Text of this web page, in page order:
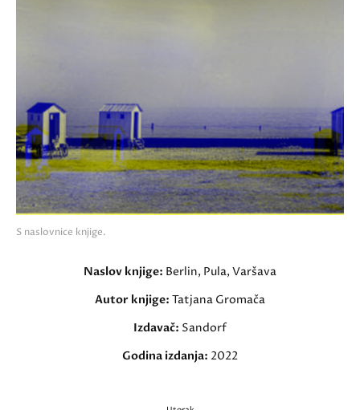
S naslovnice knjige.
Naslov knjige: Berlin, Pula, Varšava
Autor knjige: Tatjana Gromača
Izdavač: Sandorf
Godina izdanja: 2022